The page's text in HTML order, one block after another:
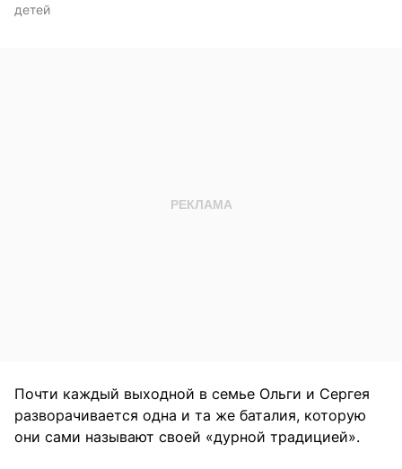
детей
Почти каждый выходной в семье Ольги и Сергея
разворачивается одна и та же баталия, которую
они сами называют своей «дурной традицией».